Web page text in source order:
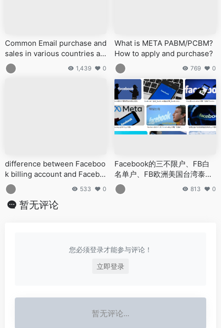
Common Email purchase and
sales in various countries ar
ound the world
1,439 0
What is META PABM/PCBM?
How to apply and purchase?
769 0
difference between Faceboo
k billing account and Facebo
ok BM account
533 0
Facebook的三不限户、FB白
名单户、FB欧洲美国台湾泰国
海外企业户都有哪些特点？
813 0
暂无评论
您必须登录才能参与评论！
立即登录
暂无评论...